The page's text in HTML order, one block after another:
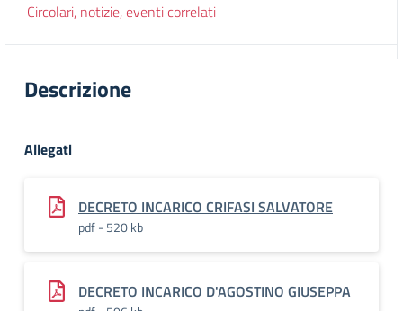
Circolari, notizie, eventi correlati
Descrizione
Allegati
DECRETO INCARICO CRIFASI SALVATORE
pdf - 520 kb
DECRETO INCARICO D'AGOSTINO GIUSEPPA